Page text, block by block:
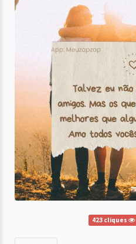
423 cliques